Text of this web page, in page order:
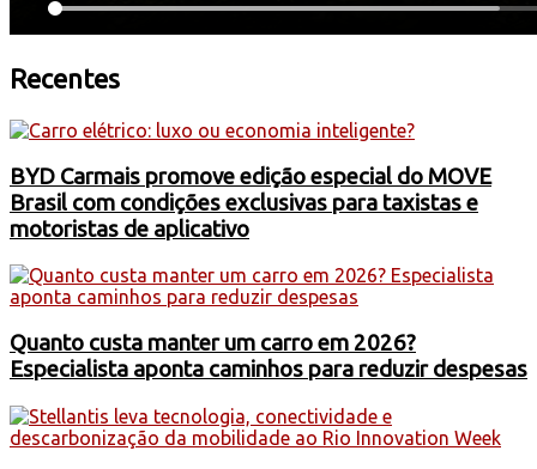
Recentes
BYD Carmais promove edição especial do MOVE
Brasil com condições exclusivas para taxistas e
motoristas de aplicativo
Quanto custa manter um carro em 2026?
Especialista aponta caminhos para reduzir despesas